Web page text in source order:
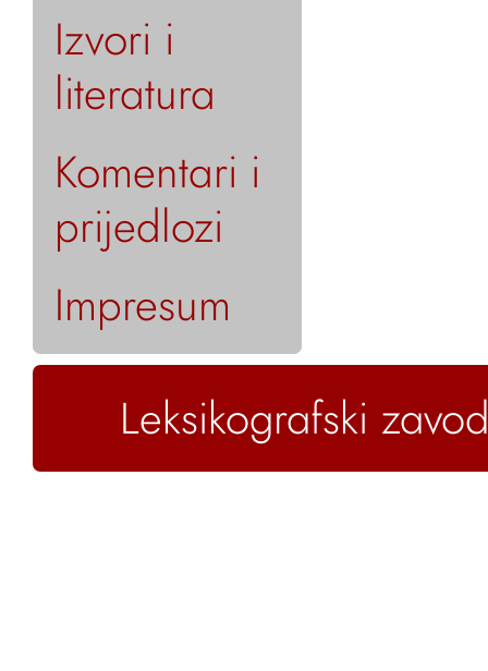
Izvori i
literatura
Komentari i
prijedlozi
Impresum
Leksikografski